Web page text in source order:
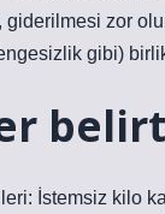
zor
gibi)
İstemsiz kilo